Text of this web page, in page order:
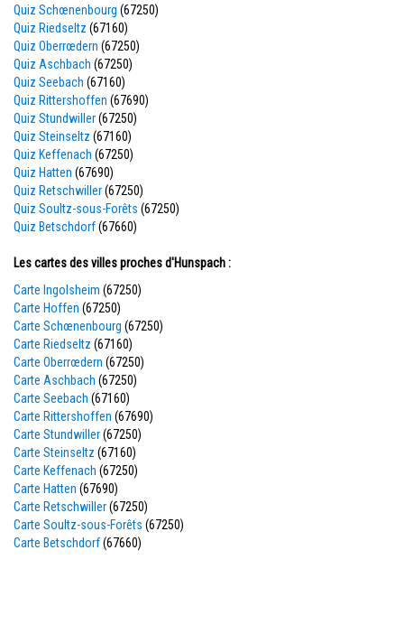
Quiz Schœnenbourg (67250)
Quiz Riedseltz (67160)
Quiz Oberrœdern (67250)
Quiz Aschbach (67250)
Quiz Seebach (67160)
Quiz Rittershoffen (67690)
Quiz Stundwiller(67250)
Quiz Steinseltz (67160)
Quiz Keffenach (67250)
Quiz Hatten (67690)
Quiz Retschwiller(67250)
Quiz Soultz-sous-Forêts (67250)
Quiz Betschdorf(67660)
Les cartes des villes proches d'Hunspach :
Carte Ingolsheim (67250)
Carte Hoffen (67250)
Carte Schœnenbourg (67250)
Carte Riedseltz (67160)
Carte Oberrœdern (67250)
Carte Aschbach (67250)
Carte Seebach (67160)
Carte Rittershoffen (67690)
Carte Stundwiller(67250)
Carte Steinseltz (67160)
Carte Keffenach (67250)
Carte Hatten (67690)
Carte Retschwiller(67250)
Carte Soultz-sous-Forêts (67250)
Carte Betschdorf(67660)